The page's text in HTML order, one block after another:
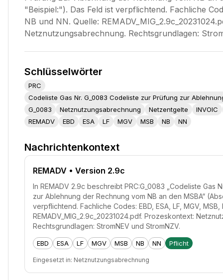
"Beispiel:"). Das Feld ist verpflichtend. Fachliche
NB und NN. Quelle:
Netznutzungsabrechnung. Rechtsgrundlagen:
Schlüsselwörter
PRC
Codeliste Gas Nr. G_0083 Codeliste zur Prüfung zur
G_0083
Netznutzungsabrechnung Netzentgelte
INVOIC
REMADV
EBD ESA LF MGV MSB NB NN
Nachrichtenkontext
REMADV • Version 2.9c
In REMADV 2.9c beschreibt PRC:G_0083 „Codeliste Gas
zur Ablehnung der Rechnung vom NB an den MSBA“
verpflichtend. Fachliche Codes: EBD, ESA, LF, MGV, MSB,
REMADV_MIG_2.9c_20231024.pdf. Prozeskontext:
Rechtsgrundlagen: StromNEV und StromNZV.
EBD ESA LF MGV MSB NB NN Pflicht
Eingesetzt in: Netznutzungsabrechnung